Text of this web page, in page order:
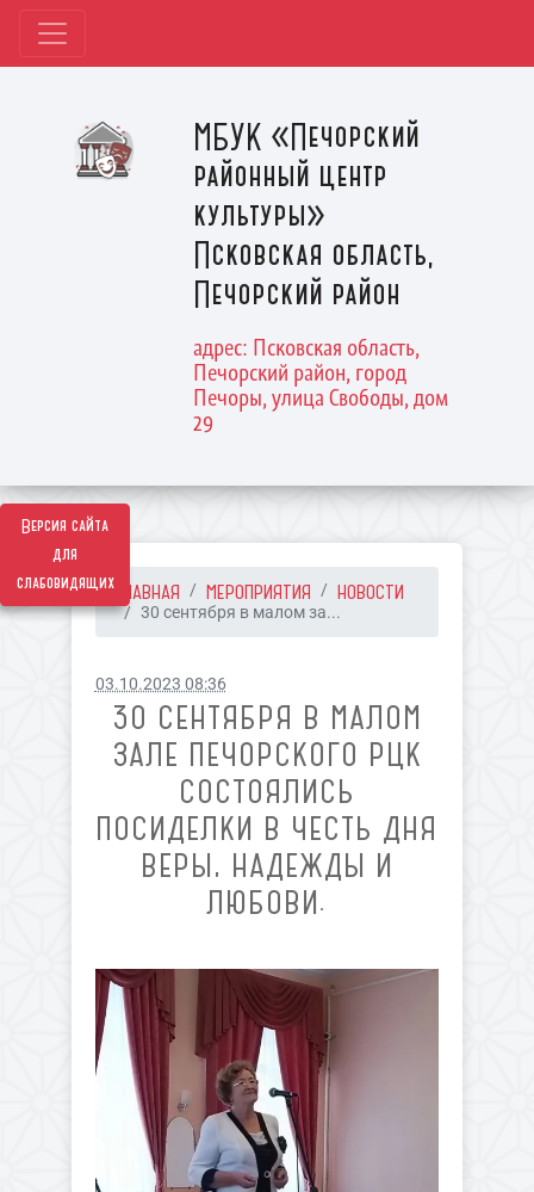
Версия сайта
для
слабовидящих
МБУК «Печорский
районный центр
культуры»
Псковская область,
Печорский район
адрес: Псковская область,
Печорский район, город
Печоры, улица Свободы, дом
29
ГЛАВНАЯ МЕРОПРИЯТИЯ НОВОСТИ
30 сентября в малом за...
03.10.2023 08:36
30 СЕНТЯБРЯ В МАЛОМ
ЗАЛЕ ПЕЧОРСКОГО РЦК
СОСТОЯЛИСЬ
ПОСИДЕЛКИ В ЧЕСТЬ ДНЯ
ВЕРЫ, НАДЕЖДЫ И
ЛЮБОВИ.